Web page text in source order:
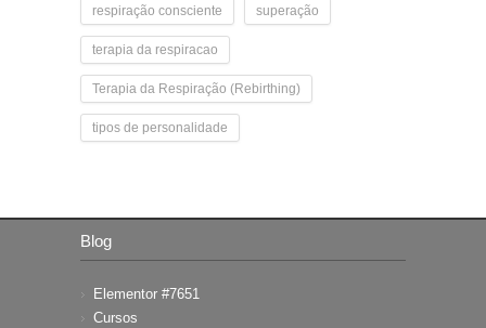
respiração consciente superação
terapia da respiracao
Terapia da Respiração (Rebirthing)
tipos de personalidade
Blog
Elementor #7651
Cursos